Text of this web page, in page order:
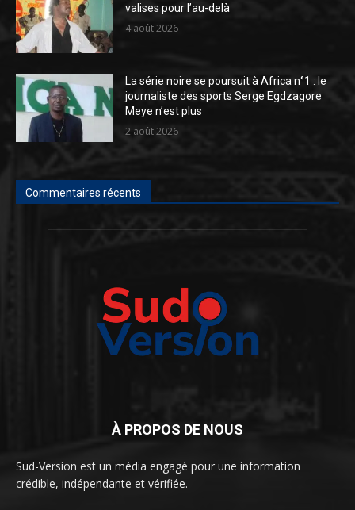
valises pour l’au-delà
4 août 2026
La série noire se poursuit à Africa n°1 : le
journaliste des sports Serge Egdzagore
Meye n’est plus
2 août 2026
Commentaires récents
À PROPOS DE NOUS
Sud-Version est un média engagé pour une information
crédible, indépendante et vérifiée.